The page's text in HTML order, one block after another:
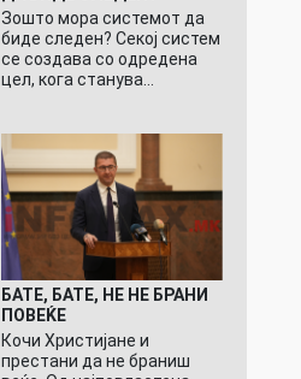
Зошто мора системот да
биде следен? Секој систем
се создава со одредена
цел, кога станува…
БАТЕ, БАТЕ, НЕ НЕ БРАНИ
ПОВЕЌЕ
Кочи Христијане и
престани да не браниш